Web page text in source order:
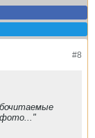
#8
фото..."